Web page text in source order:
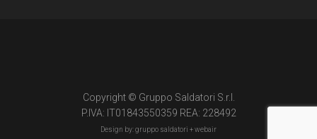
Copyright © Gruppo Saldatori S.r.l.
P.IVA: IT01843550359 REA: 228492
Design by: gruppo saldatori +webair